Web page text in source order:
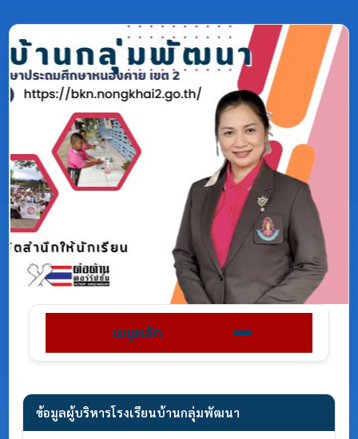
เมนูหลัก
ข้อมูลผู้บริหารโรงเรียนบ้านกลุ่มพัฒนา